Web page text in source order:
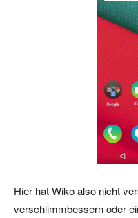
Hier hat Wiko also nicht
verschlimmbessern oder